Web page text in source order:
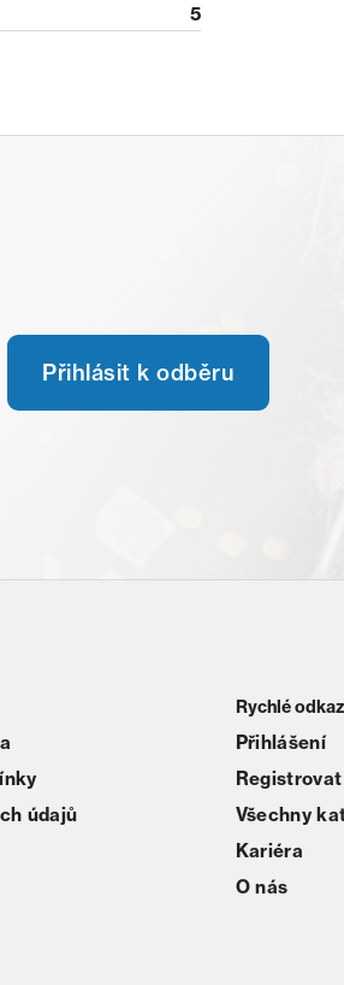
5
Přihlásit k odběru
údajů
Rychlé
Přihlášení
Registrovat
Všechny
Kariéra
O nás